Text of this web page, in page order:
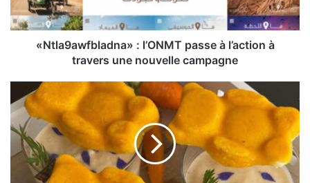
travers
une
nouvelle«Ntla9awfbladna» : l’ONMT passe à l’action à
travers une nouvelle campagne
recette
«
avec
enfants